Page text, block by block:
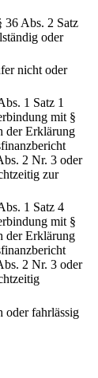
36 Abs. 2 Satz
oder
nicht oder
1 Satz 1
mit §
der Erklärung
2 Nr. 3 oder
zur
1 Satz 4
mit §
der Erklärung
2 Nr. 3 oder
oder fahrlässig